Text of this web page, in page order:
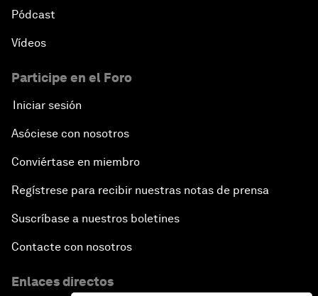
Pódcast
Vídeos
Participe en el Foro
Iniciar sesión
Asóciese con nosotros
Conviértase en miembro
Regístrese para recibir nuestras notas de prensa
Suscríbase a nuestros boletines
Contacte con nosotros
Enlaces directos